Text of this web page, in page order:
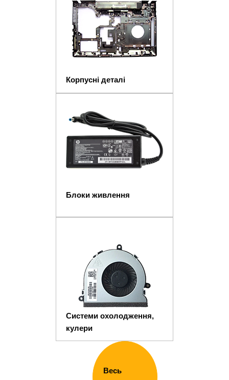
Корпусні деталі
Блоки живлення
Системи охолодження,
кулери
Весь